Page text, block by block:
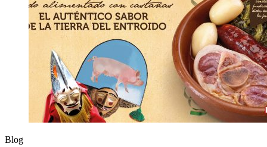
Blog